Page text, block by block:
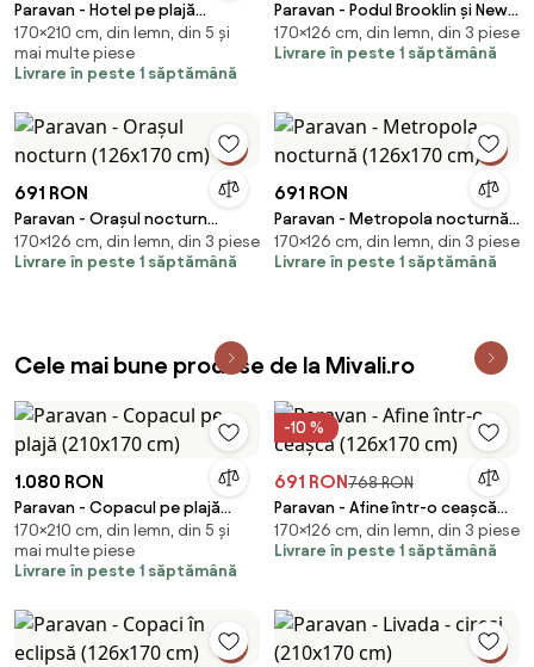
Paravan - Hotel pe plajă
(210x170 cm)
170×210 cm, din lemn, din 5 și
mai multe piese
Livrare în peste 1 săptămână
Paravan - Podul Brooklin și New
York (126x170 cm)
170×126 cm, din lemn, din 3 piese
Livrare în peste 1 săptămână
691 RON
Paravan - Orașul nocturn
(126x170 cm)
170×126 cm, din lemn, din 3 piese
Livrare în peste 1 săptămână
691 RON
Paravan - Metropola nocturnă
(126x170 cm)
170×126 cm, din lemn, din 3 piese
Livrare în peste 1 săptămână
Cele mai bune produse de la Mivali.ro
1.080 RON
Paravan - Copacul pe plajă
(210x170 cm)
170×210 cm, din lemn, din 5 și
mai multe piese
Livrare în peste 1 săptămână
-10 %
691 RON768 RON
Paravan - Afine într-o ceașcă
(126x170 cm)
170×126 cm, din lemn, din 3 piese
Livrare în peste 1 săptămână